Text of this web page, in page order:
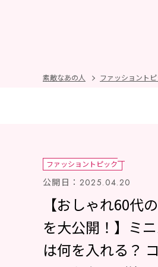
素敵なあの人 ファッショント
ファッショントピック
公開日： 2025.04.20
【おしゃれ60代
を大公開！】ミ
は何を入れる？